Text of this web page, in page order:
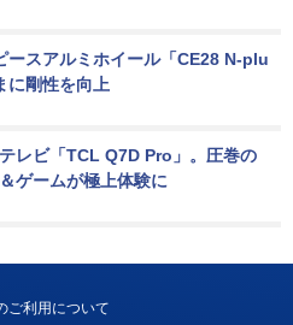
ースアルミホイール「CE28 N-plu
に剛性を向上
レビ「TCL Q7D Pro」。圧巻の
ゲームが極上体験に
ご利用について